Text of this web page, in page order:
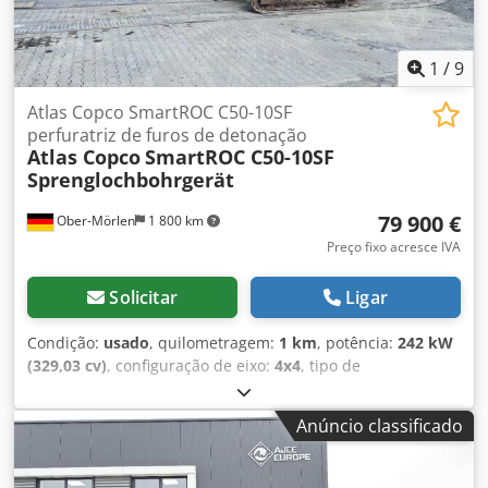
1 /9
Ober-Mörlen 1 800 km
Atlas Copco SmartROC C50-10SF
perfuratriz de furos de detonação
Atlas CopcoSmartROC C50-10SF
Sprenglochbohrgerät
79 900 €
Preço fixo acresce IVA
Solicitar Ligar
Condição: usado, quilometragem: 1 km, potência: 242 kW
(329,03 cv), configuração de eixo: 4x4, tipo de
, Ano de fabrico:
24.000 kg Entre em contato com Emal Jaweed para mais
informações. Atlas Copco SmartRoc C50-10SF, ano de
fabricação: 2012, horas de operação: 14.261, kW / HP: 242 /
329, peso: 30.000 kg, diâmetro do furo: 90-140 mm,
Anúncio classificado